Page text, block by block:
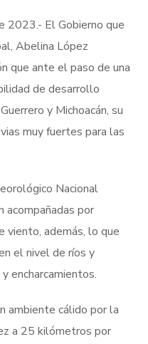
2023.- El Gobierno que
Abelina López
que ante el paso de una
de desarrollo
y Michoacán, su
muy fuertes para las
Nacional
acompañadas por
viento, además, lo que
el nivel de ríos y
encharcamientos.
ambiente cálido por la
a 25 kilómetros por